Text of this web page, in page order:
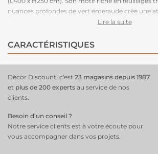
nuances profondes de vert émeraude crée une
et dépaysante, parfaite pour un salon, une
pour une installation rapide et sans effort. Grâce à
dimension et à son raccordable à l’infini, il
décoration élégante
et inspirée de la nature.
Lire la suite
CARACTÉRISTIQUES
Décor Discount, c'est 23 magasins depuis 1987
et plus de 200 experts au service de nos
clients.
Besoin d’un conseil ?
Notre service clients est à votre écoute pour
vous accompagner dans vos projets.